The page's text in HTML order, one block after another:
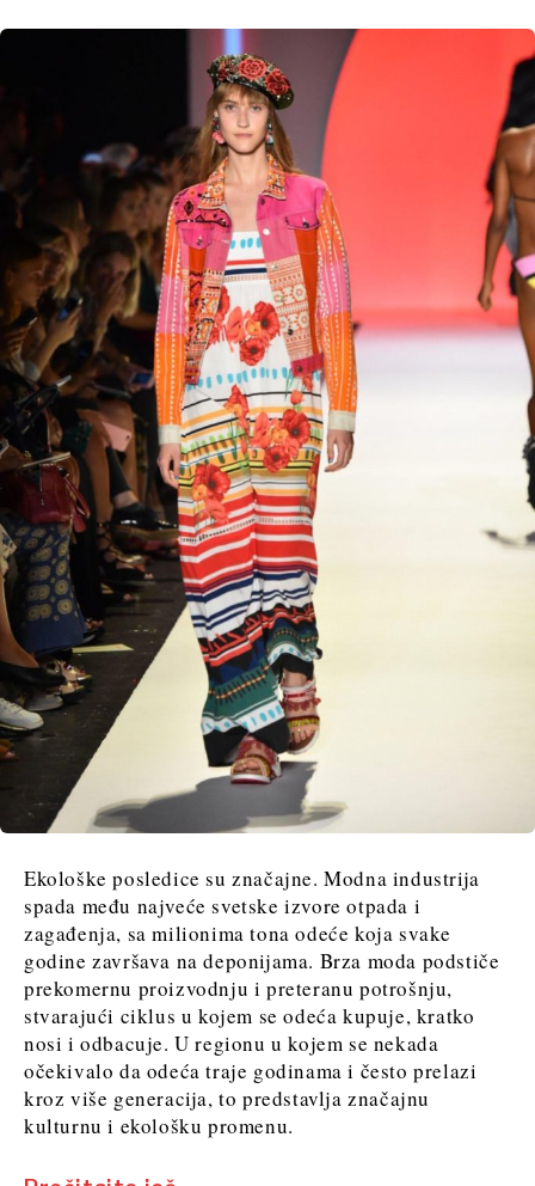
Ekološke posledice su značajne. Modna industrija
spada među najveće svetske izvore otpada i
zagađenja, sa milionima tona odeće koja svake
godine završava na deponijama. Brza moda podstiče
prekomernu proizvodnju i preteranu potrošnju,
stvarajući ciklus u kojem se odeća kupuje, kratko
nosi i odbacuje. U regionu u kojem se nekada
očekivalo da odeća traje godinama i često prelazi
kroz više generacija, to predstavlja značajnu
kulturnu i ekološku promenu.